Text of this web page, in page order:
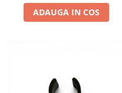
ADAUGA IN COS